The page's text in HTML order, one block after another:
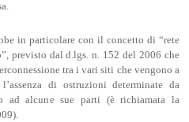
in particolare con il concetto di “rete
previsto dal d.lgs. n. 152 del 2006 che
tra i vari siti che vengono a
di ostruzioni determinate da
ad alcune sue parti (è richiamata la